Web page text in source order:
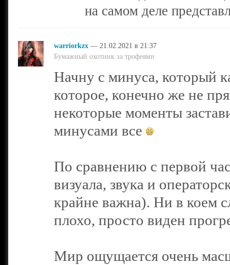
на самом деле
warriorkzx— 21.02.2021 в 21:37
Бумажный охотник за трофеями
Начну с минуса, который
которое, конечно же не
некоторые моменты
минусами все
По сравнению с первой
визуала, звука и
крайне важна). Ни в коем
плохо, просто виден
Мир ощущается очень